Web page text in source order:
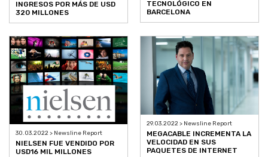
INGRESOS POR MÁS DE USD
320 MILLONES
TECNOLÓGICO EN
BARCELONA
30.03.2022 > Newsline Report
NIELSEN FUE VENDIDO POR
USD16 MIL MILLONES
29.03.2022 > Newsline Report
MEGACABLE INCREMENTA LA
VELOCIDAD EN SUS
PAQUETES DE INTERNET